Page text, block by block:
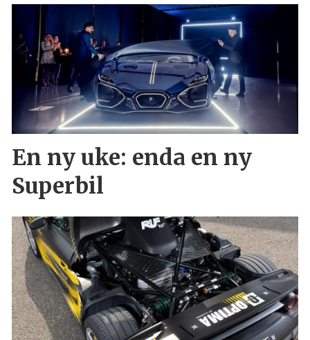
En ny uke: enda en ny
Superbil